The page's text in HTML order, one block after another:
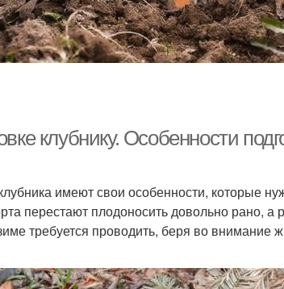
клубнику. Особенности
имеют свои особенности, которые
перестают плодоносить довольно рано,
требуется проводить, беря во внимание